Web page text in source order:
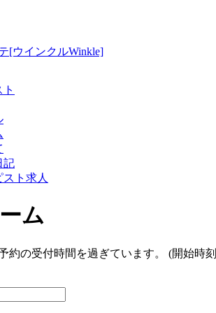
記
ト求人
ム
約の受付時間を過ぎています。 (開始時